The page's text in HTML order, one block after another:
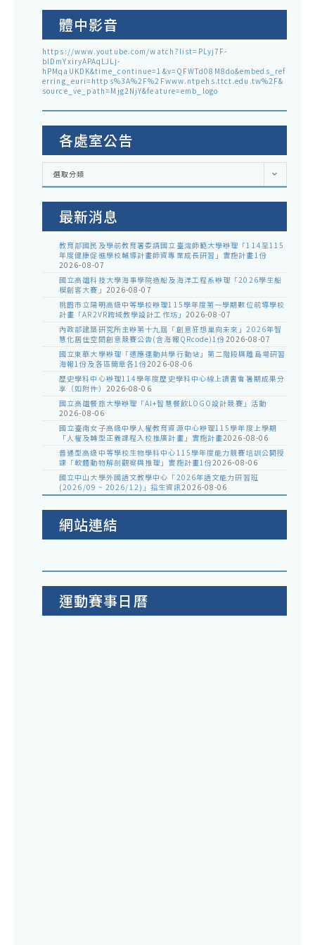
體中影音
https://www.youtube.com/watch?list=PLyj7F-
blDmYxiryAPAqLJLj-
hPMqaUKDK&time_continue=1&v=QFWTd08M8do&embeds_ref
erring_euri=https%3A%2F%2Fwww.ntpehs.ttct.edu.tw%2F&
source_ve_path=Mjg2NjY&feature=emb_logo
各處室公告
各
室
選取分類
最新消息
教育部國民及學前教育署委請國立臺灣師範大學辦理「114至115
年度健康促進學校輔導計畫師資專業成長研習」實施計畫1份
2026-08-07
國立高雄科技大學海事學院造船及海洋工程系辦理「2026學生船
模創客大賽」 2026-08-07
桃園市立陽明高級中等學校辦理115學年度第一學期數位前導學校
計畫「AR2VR跨域教學設計工作坊」 2026-08-07
內政部建築研究所主辦第十九屆「創意狂想巢向未來」2026年智
慧化居住空間創意競賽公告(含海報QRcode)1份2026-08-07
國立東華大學辦理「適應運動共學行動站」第二階段與離島場研習
海報1份及各區簡章各1份2026-08-06
歷史學科中心辦理114學年度歷史學科中心線上讀書會暑期成果分
享（如附件） 2026-08-06
國立高雄餐旅大學辦理「AI+智慧餐飲LOGO設計競賽」活動
2026-08-06
國立臺南女子高級中學人權教育資源中心辦理115學年度上學期
「人權及轉型正義課程入校推廣計畫」實施計畫2026-08-06
普通型高級中等學校生物學科中心115學年度能力競賽培訓公開授
課「軟體動物解剖觀察與推理」實施計畫1份2026-08-06
國立中山大學外國語文教學中心「2026年語文能力研習班
(2026/09 ~ 2026/12)」招生資訊2026-08-06
網站連結
運動賽事日曆